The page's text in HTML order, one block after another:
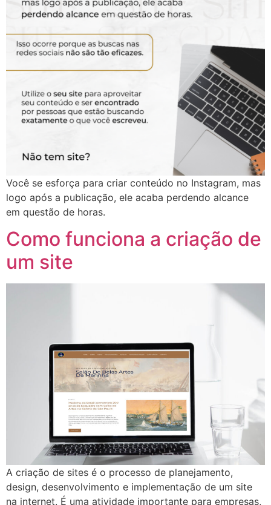
Você se esforça para criar conteúdo no Instagram, mas
logo após a publicação, ele acaba perdendo alcance
em questão de horas.
Como funciona a criação de
um site
A criação de sites é o processo de planejamento,
design, desenvolvimento e implementação de um site
na internet. É uma atividade importante para empresas,